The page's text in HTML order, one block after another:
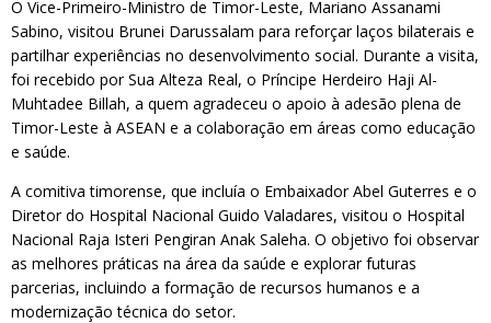
O Vice-Primeiro-Ministro de Timor-Leste, Mariano Assanami
Sabino, visitou Brunei Darussalam para reforçar laços bilaterais e
partilhar experiências no desenvolvimento social. Durante a visita,
foi recebido por Sua Alteza Real, o Príncipe Herdeiro Haji Al-
Muhtadee Billah, a quem agradeceu o apoio à adesão plena de
Timor-Leste à ASEAN e a colaboração em áreas como educação
e saúde.
A comitiva timorense, que incluía o Embaixador Abel Guterres e o
Diretor do Hospital Nacional Guido Valadares, visitou o Hospital
Nacional Raja Isteri Pengiran Anak Saleha. O objetivo foi observar
as melhores práticas na área da saúde e explorar futuras
parcerias, incluindo a formação de recursos humanos e a
modernização técnica do setor.